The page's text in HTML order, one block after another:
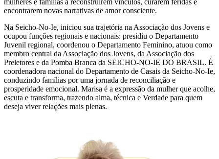
mulheres e famílias a reconstruírem vínculos, curarem feridas e
encontrarem novas narrativas de amor consciente.
Na Seicho-No-Ie, iniciou sua trajetória na Associação dos Jovens e
ocupou funções regionais e nacionais: presidiu o Departamento
Juvenil regional, coordenou o Departamento Feminino, atuou como
membro central da Associação dos Jovens, da Associação dos
Preletores e da Pomba Branca da SEICHO-NO-IE DO BRASIL. É
coordenadora nacional do Departamento de Casais da Seicho-No-Ie,
conduzindo famílias por uma jornada de reconciliação e
prosperidade emocional. Marisa é a expressão da mulher que acolhe,
escuta e transforma, trazendo alma, técnica e Verdade para quem
deseja viver relações mais plenas.